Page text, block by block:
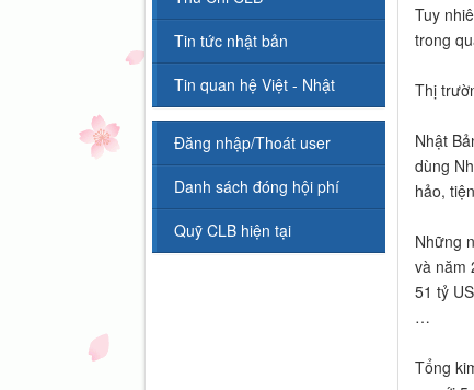
Tuy
trong
Thị
Nhật
dùng
hảo,
Những
và năm
51 tỷ
…
Tổng
Tin tức nhật bản
Tin quan hệ Việt - Nhật
Đăng nhập/Thoát user
Danh sách đóng hội phí
Quỹ CLB hiện tại